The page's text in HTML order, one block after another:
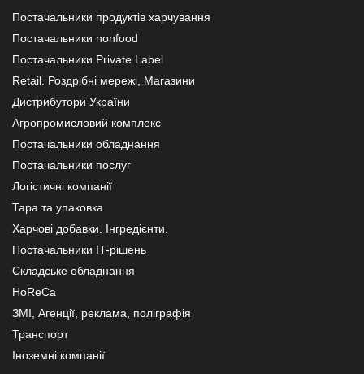
Постачальники продуктів харчування
Постачальники nonfood
Постачальники Private Label
Retail. Роздрібні мережі, Магазини
Дистрибутори України
Агропромисловий комплекс
Постачальники обладнання
Постачальники послуг
Логістичні компанії
Тара та упаковка
Харчові добавки. Інгредієнти.
Постачальники IT-рішень
Складське обладнання
HoReCa
ЗМІ, Агенції, реклама, поліграфія
Транспорт
Іноземні компанії